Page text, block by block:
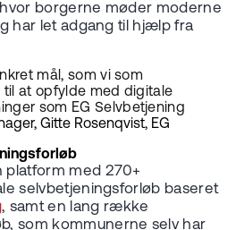
borgerne møder moderne
har let adgang til hjælp fra
mål, som vi som
til at opfylde med digitale
som EG Selvbetjening
Gitte Rosenqvist, EG
platform med 270+
selvbetjeningsforløb baseret
, samt en lang række
som kommunerne selv har